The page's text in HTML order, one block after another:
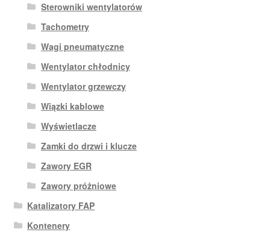
Sterowniki wentylatorów
Tachometry
Wagi pneumatyczne
Wentylator chłodnicy
Wentylator grzewczy
Wiązki kablowe
Wyświetlacze
Zamki do drzwi i klucze
Zawory EGR
Zawory próżniowe
Katalizatory FAP
Kontenery